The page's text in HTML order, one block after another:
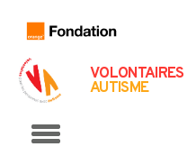
VOLONTAIRES
AUTISME